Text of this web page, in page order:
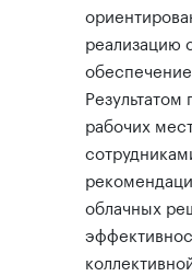
реализацию
Результатом
рабочих
облачных